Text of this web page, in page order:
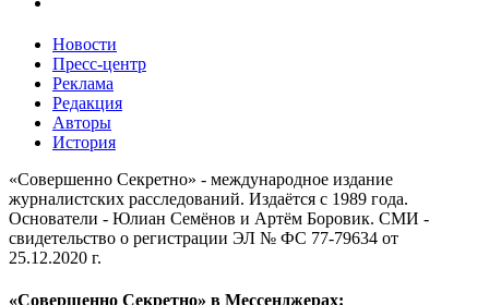
Новости
Пресс-центр
Реклама
Редакция
Авторы
История
«Совершенно Секретно» - международное издание
журналистских расследований. Издаётся с 1989 года.
Основатели - Юлиан Семёнов и Артём Боровик. CМИ -
свидетельство о регистрации ЭЛ № ФС 77-79634 от
25.12.2020 г.
«Совершенно Секретно» в Мессенджерах: